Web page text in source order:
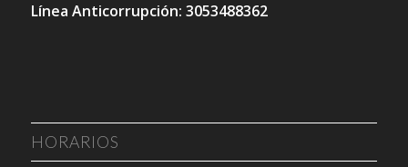
Línea Anticorrupción: 3053488362
HORARIOS